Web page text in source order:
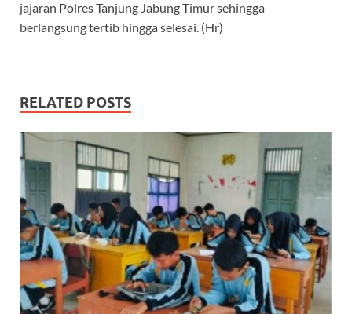
jajaran Polres Tanjung Jabung Timur sehingga
berlangsung tertib hingga selesai. (Hr)
RELATED POSTS